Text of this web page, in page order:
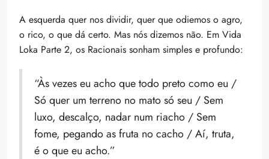
A esquerda quer nos dividir, quer que odiemos o agro,
o rico, o que dá certo. Mas nós dizemos não. Em Vida
Loka Parte 2, os Racionais sonham simples e profundo:
“Às vezes eu acho que todo preto como eu /
Só quer um terreno no mato só seu / Sem
luxo, descalço, nadar num riacho / Sem
fome, pegando as fruta no cacho / Aí, truta,
é o que eu acho.”